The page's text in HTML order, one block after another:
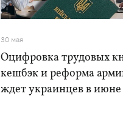
30 мая
Оцифровка трудовых
кешбэк и реформа
ждет украинцев в июне